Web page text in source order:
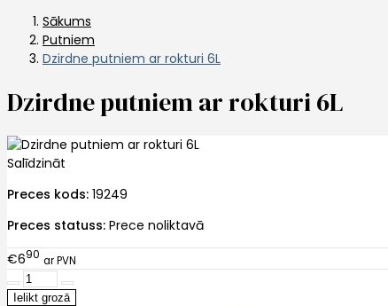
Sākums
Putniem
Dzirdne putniem ar rokturi 6L
Dzirdne putniem ar rokturi 6L
Salīdzināt
Preces kods: 19249
Preces statuss: Prece noliktavā
€690 ar PVN